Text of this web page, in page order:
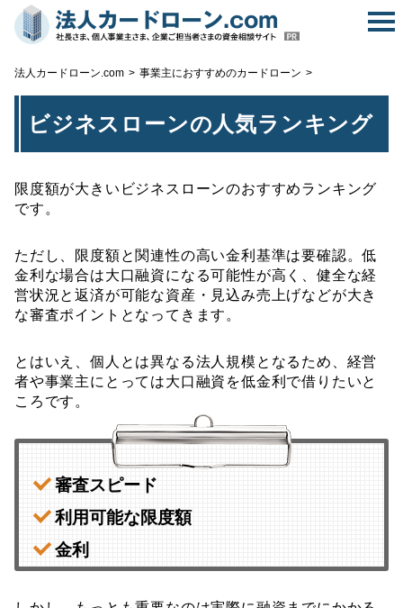
無
法人カードローン.com 事業主におすすめのカードローン
ビジネスローンの人気ランキング
限度額が大きいビジネスローンのおすすめランキング
です。
ただし、限度額と関連性の高い金利基準は要確認。低
金利な場合は大口融資になる可能性が高く、健全な経
営状況と返済が可能な資産・見込み売上げなどが大き
な審査ポイントとなってきます。
とはいえ、個人とは異なる法人規模となるため、経営
者や事業主にとっては大口融資を低金利で借りたいと
ころです。
審査スピード
利用可能な限度額
金利